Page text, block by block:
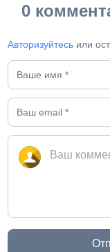
0
Авторизуйтесь или